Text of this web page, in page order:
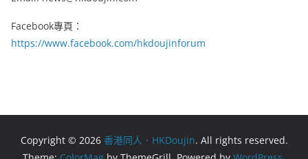
Facebook專頁：
https://www.facebook.com/hkdoujinforum
Copyright © 2026 香港同人．HKDoujin. All rights reserved.